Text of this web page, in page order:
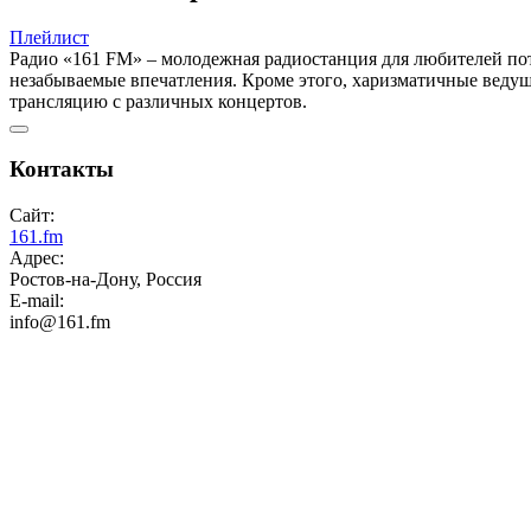
Плейлист
Радио «161 FM» – молодежная радиостанция для любителей
незабываемые впечатления. Кроме этого, харизматичные
трансляцию с различных концертов.
Контакты
Сайт:
161.fm
Адрес:
Ростов-на-Дону, Россия
E-mail:
info@161.fm